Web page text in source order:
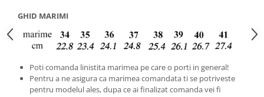
GHID MARIMI
Poti comanda linistita marimea pe care o porti in general!
Pentru a ne asigura ca marimea comandata ti se potriveste
pentru modelul ales, dupa ce ai finalizat comanda vei fi